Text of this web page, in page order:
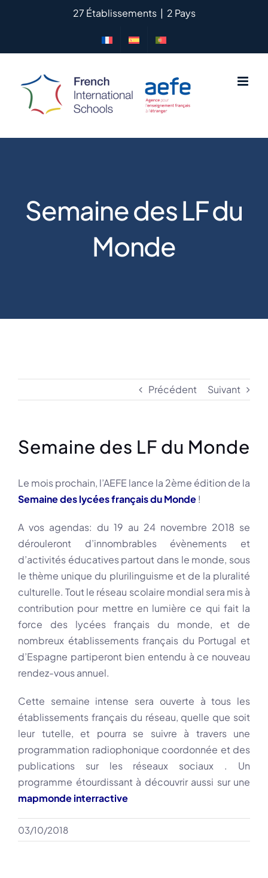
27 Établissements | 2 Pays
Semaine des LF du
Monde
Précédent Suivant
Semaine des LF du Monde
Le mois prochain, l’AEFE lance la 2ème édition de la
Semaine des lycées français du Monde!
A vos agendas: du 19 au 24 novembre 2018 se
dérouleront d’innombrables évènements et
d’activités éducatives partout dans le monde, sous
le thème unique du plurilinguisme et de la pluralité
culturelle. Tout le réseau scolaire mondial sera mis à
contribution pour mettre en lumière ce qui fait la
force des lycées français du monde, et de
nombreux établissements français du Portugal et
d’Espagne partiperont bien entendu à ce nouveau
rendez-vous annuel.
Cette semaine intense sera ouverte à tous les
établissements français du réseau, quelle que soit
leur tutelle, et pourra se suivre à travers une
programmation radiophonique coordonnée et des
publications sur les réseaux sociaux . Un
programme étourdissant à découvrir aussi sur une
mapmonde interractive
03/10/2018